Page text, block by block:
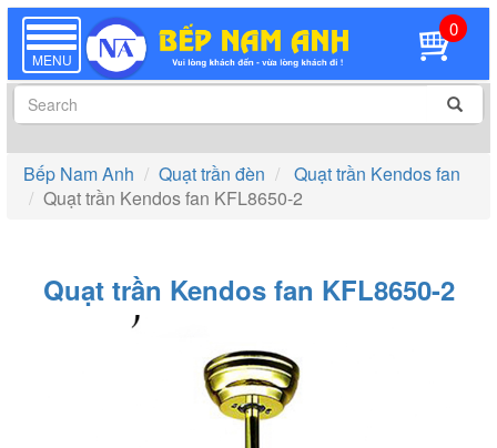
TOGGLE
NAVIGATION
MENU
0
Bếp Nam Anh Quạt trần đèn
Quạt trần Kendos fan
Quạt trần Kendos fan KFL8650-2
Quạt trần Kendos fan KFL8650-2